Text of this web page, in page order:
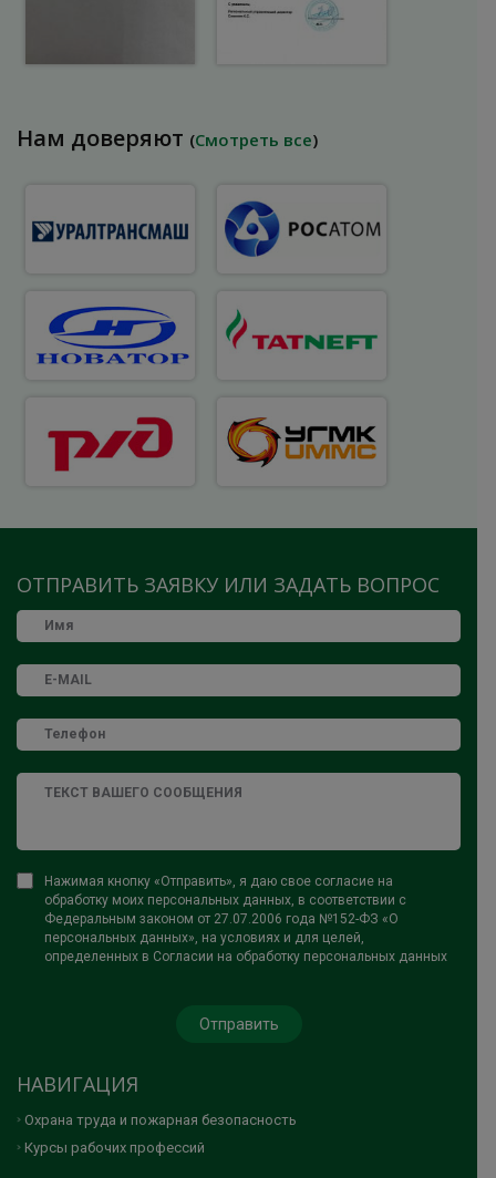
Нам доверяют (Смотреть все)
ОТПРАВИТЬ ЗАЯВКУ ИЛИ ЗАДАТЬ ВОПРОС
Нажимая кнопку «Отправить», я даю свое согласие на
обработку моих персональных данных, в соответствии с
Федеральным законом от 27.07.2006 года №152-ФЗ «О
персональных данных», на условиях и для целей,
определенных в Согласии на обработку персональных данных
НАВИГАЦИЯ
Охрана труда и пожарная безопасность
Курсы рабочих профессий